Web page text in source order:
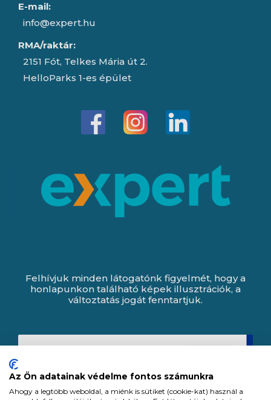
E-mail:
info@expert.hu
RMA/raktár:
2151 Fót, Telkes Mária út 2.
HelloParks 1-es épület
Felhívjuk minden látogatónk figyelmét, hogy a
honlapunkon található képek illusztrációk, a
változtatás jogát fenntartjuk.
Az Ön adatainak védelme fontos számunkra
Ahogy a legtöbb weboldal, a miénk is sütiket (cookie-kat) használ a